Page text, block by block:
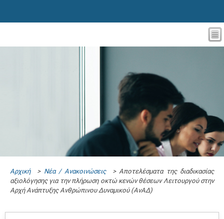
Αρχική> Νέα / Ανακοινώσεις> Αποτελέσματα της διαδικασίας
αξιολόγησης για την πλήρωση οκτώ κενών θέσεων Λειτουργού στην
Αρχή Ανάπτυξης Ανθρώπινου Δυναμικού (ΑνΑΔ)